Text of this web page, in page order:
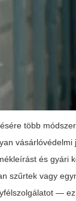
több
és gyári
szűrtek vagy
—